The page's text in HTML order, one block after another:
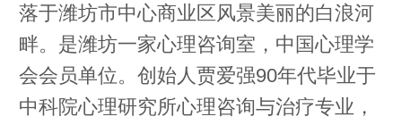
落于潍坊市中心商业区风景美丽的白浪河
畔。是潍坊一家心理咨询室，中国心理学
会会员单位。创始人贾爱强90年代毕业于
中科院心理研究所心理咨询与治疗专业，